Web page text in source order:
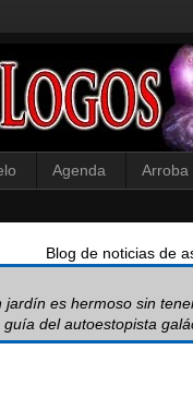
Agenda Arroba
Blog de noticias de
jardín es hermoso sin
del autoestopista